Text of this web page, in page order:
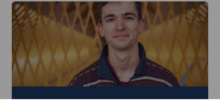
Magazine Stroom: onderzoek Zwarte Piet